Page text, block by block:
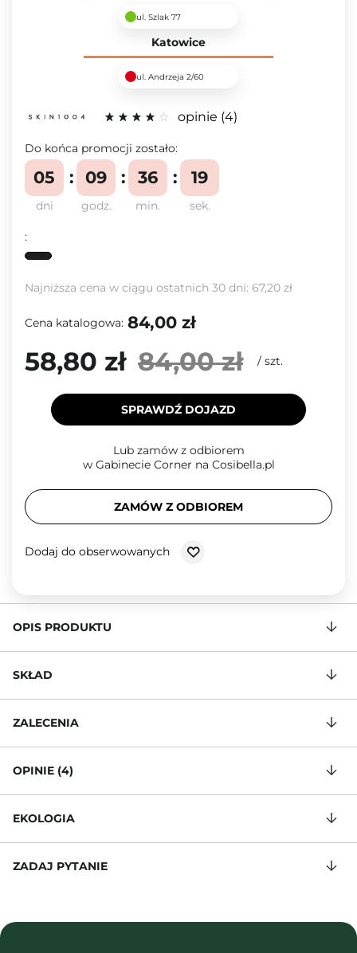
ul. Szlak 77
Katowice
ul. Andrzeja 2/60
opinie 4
Do końca promocji zostało:
dni
05
godz.
09
min.
36
sek.
19
:
Najniższa cena w ciągu ostatnich 30 dni: 67,20 zł
Cena katalogowa: 84,00 zł
58,80 zł 84,00 zł / szt.
SPRAWDŹ DOJAZD
Lub zamów z odbiorem
w Gabinecie Corner na Cosibella.pl
ZAMÓW Z ODBIOREM
Dodaj do obserwowanych
OPIS PRODUKTU
SKŁAD
ZALECENIA
OPINIE (4)
EKOLOGIA
ZADAJ PYTANIE